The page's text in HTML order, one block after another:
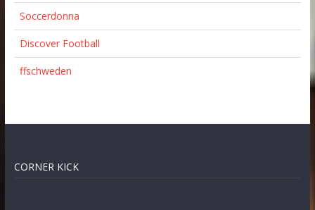
Soccerdonna
Discover Football
ffschweden
CORNER KICK